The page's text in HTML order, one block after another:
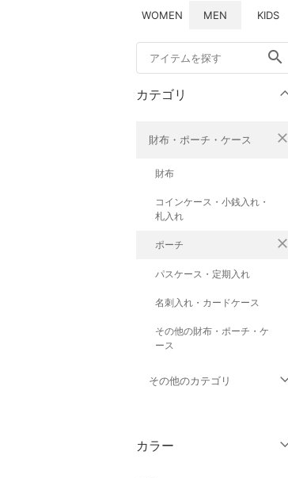
WOMEN MEN KIDS
search
カテゴリ
財布・ポーチ・ケース close
財布
コインケース・小銭入れ・
札入れ
ポーチ close
パスケース・定期入れ
名刺入れ・カードケース
その他の財布・ポーチ・ケ
ース
その他のカテゴリ
カラー